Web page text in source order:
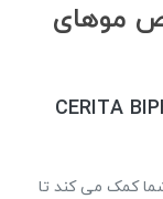
موهای
CERITA
کمک می کند تا